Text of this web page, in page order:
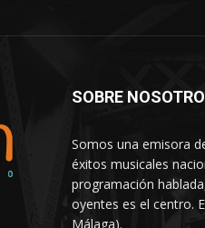
SOBRE
Somos una emisora
éxitos musicales
programación
oyentes es el centro.
Málaga).